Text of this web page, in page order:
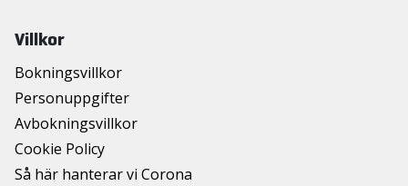
Villkor
Bokningsvillkor
Personuppgifter
Avbokningsvillkor
Cookie Policy
Så här hanterar vi Corona